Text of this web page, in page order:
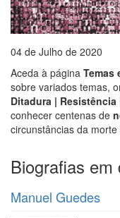
04 de Julho de 2020
Aceda à página Temas
sobre variados temas,
Ditadura |
conhecer centenas de
circunstâncias da
Biografias em
Manuel Guedes